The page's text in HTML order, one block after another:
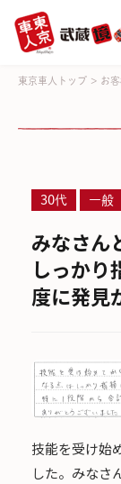
東京車人トップ > お
30代 一般
みなさん
しっかり
度に発見
技能を受け始
した。みなさ